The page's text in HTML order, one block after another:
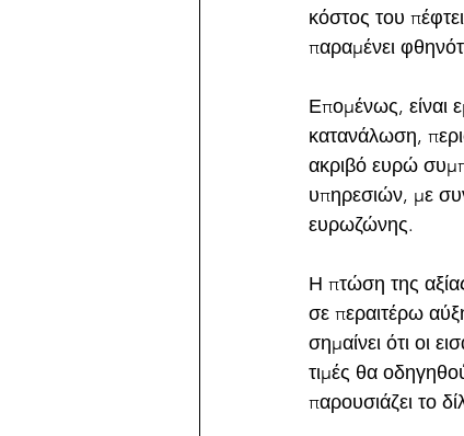
κόστος του
παραμένει
Επομένως, είναι
κατανάλωση,
ακριβό ευρώ
υπηρεσιών, με
ευρωζώνης.
Η πτώση της
σε περαιτέρω
σημαίνει ότι οι
τιμές θα
παρουσιάζει το